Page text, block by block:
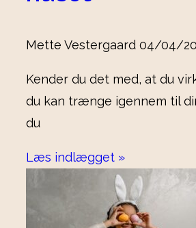
Mette Vestergaard 04/04/
Kender du det med, at du
du kan trænge igennem til
du
Læs indlægget »